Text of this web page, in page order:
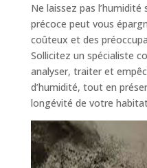
Ne laissez pas l’humidité
précoce peut vous
coûteux et des
Sollicitez un spécialiste
analyser, traiter et
d’humidité, tout en
longévité de votre